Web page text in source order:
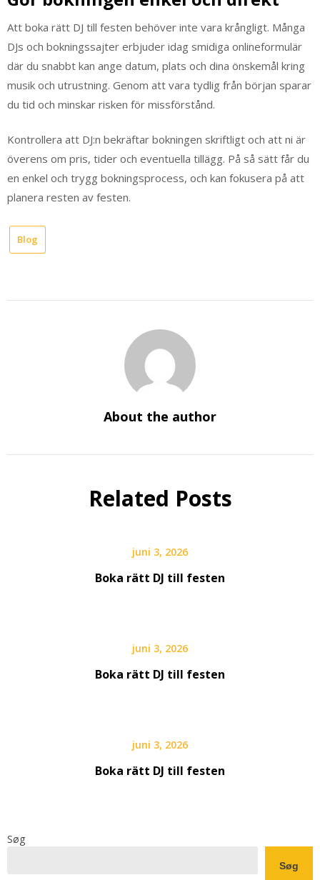
Att boka rätt DJ till festen behöver inte vara krångligt. Många
DJs och bokningssajter erbjuder idag smidiga onlineformulär
där du snabbt kan ange datum, plats och dina önskemål kring
musik och utrustning. Genom att vara tydlig från början sparar
du tid och minskar risken för missförstånd.
Kontrollera att DJ:n bekräftar bokningen skriftligt och att ni är
överens om pris, tider och eventuella tillägg. På så sätt får du
en enkel och trygg bokningsprocess, och kan fokusera på att
planera resten av festen.
Blog
About the author
Related Posts
juni 3, 2026
Boka rätt DJ till festen
juni 3, 2026
Boka rätt DJ till festen
juni 3, 2026
Boka rätt DJ till festen
Søg
Søg